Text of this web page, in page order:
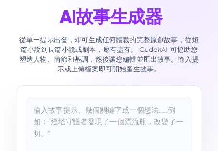
AI故事生成器
從單一提示出發，即可生成任何體裁的完整原創故事，從短
篇小說到長篇小說或劇本，應有盡有。 CudekAI 可協助您
塑造人物、情節和基調，然後讓您編輯並匯出故事。輸入提
示或上傳檔案即可開始產生故事。